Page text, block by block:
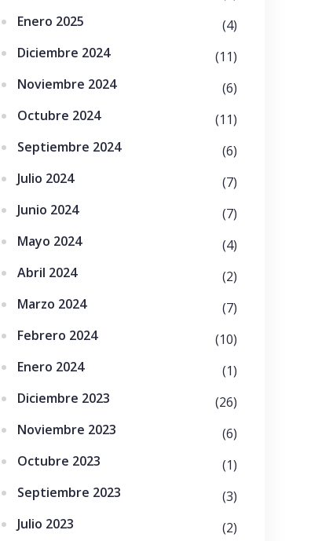
Enero 2025
(4)
Diciembre 2024
(11)
Noviembre 2024
(6)
Octubre 2024
(11)
Septiembre 2024
(6)
Julio 2024
(7)
Junio 2024
(7)
Mayo 2024
(4)
Abril 2024
(2)
Marzo 2024
(7)
Febrero 2024
(10)
Enero 2024
(1)
Diciembre 2023
(26)
Noviembre 2023
(6)
Octubre 2023
(1)
Septiembre 2023
(3)
Julio 2023
(2)